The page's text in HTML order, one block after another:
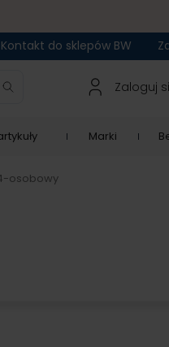
Kontakt do sklepów BW
Zaloguj
Marki
osobowy